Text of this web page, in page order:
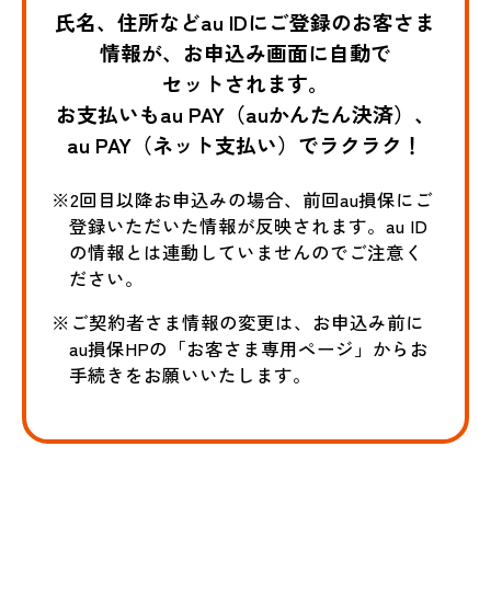
氏名、住所などau IDにご登録のお客さま
情報が、お申込み画面に自動で
セットされます。
お支払いもau PAY（auかんたん決済）、
au PAY（ネット支払い）でラクラク！
※2回目以降お申込みの場合、前回au損保にご
登録いただいた情報が反映されます。au ID
の情報とは連動していませんのでご注意く
ださい。
※ご契約者さま情報の変更は、お申込み前に
au損保HPの「お客さま専用ページ」からお
手続きをお願いいたします。